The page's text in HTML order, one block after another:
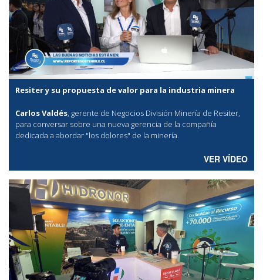
Resiter y su propuesta de valor para la industria minera
Carlos Valdés, gerente de Negocios División Minería de Resiter,
para conversar sobre una nueva gerencia de la compañía
dedicada a abordar "los dolores" de la minería.
VER VÍDEO